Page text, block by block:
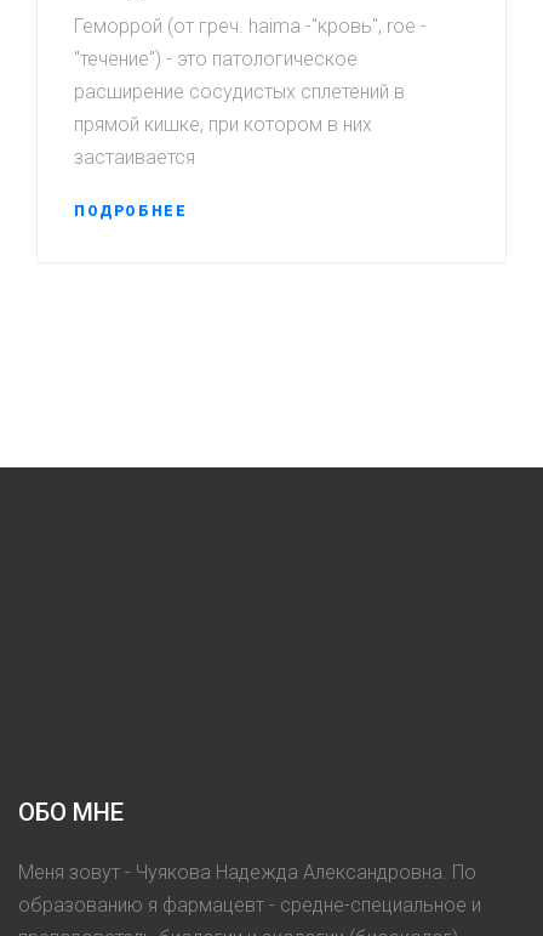
Геморрой (от греч. haima -''кровь'', roe -
''течение'') - это патологическое
расширение сосудистых сплетений в
прямой кишке, при котором в них
застаивается
ПОДРОБНЕЕ
ОБО МНЕ
Меня зовут - Чуякова Надежда Александровна. По
образованию я фармацевт - средне-специальное и